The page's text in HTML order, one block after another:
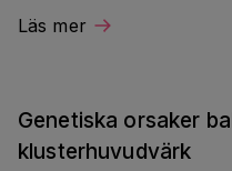
Läs mer
Genetiska orsaker
klusterhuvudvärk